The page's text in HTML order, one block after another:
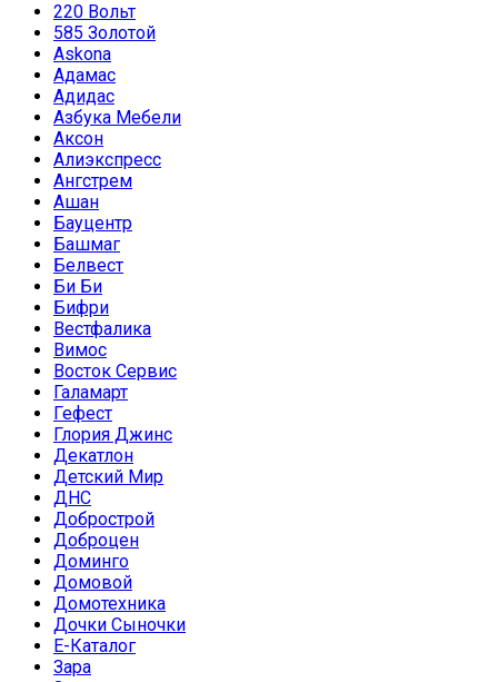
220 Вольт
585 Золотой
Askona
Адамас
Адидас
Азбука Мебели
Аксон
Алиэкспресс
Ангстрем
Ашан
Бауцентр
Башмаг
Белвест
Би Би
Бифри
Вестфалика
Вимос
Восток Сервис
Галамарт
Гефест
Глория Джинс
Декатлон
Детский Мир
ДНС
Добрострой
Доброцен
Доминго
Домовой
Домотехника
Дочки Сыночки
Е-Каталог
Зара